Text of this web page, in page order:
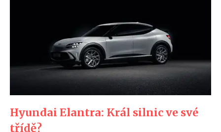
Hyundai Elantra: Král silnic ve své
třídě?